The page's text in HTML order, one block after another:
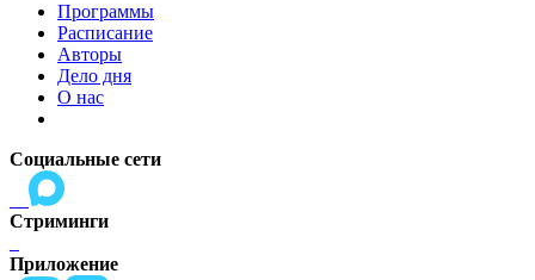
Программы
Расписание
Авторы
Дело дня
О нас
Социальные сети
Стриминги
Приложение